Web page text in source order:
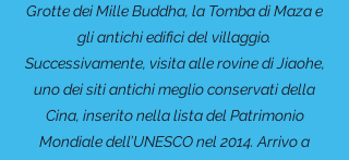
Grotte dei Mille Buddha, la Tomba di Maza e
gli antichi edifici del villaggio.
Successivamente, visita alle rovine di Jiaohe,
uno dei siti antichi meglio conservati della
Cina, inserito nella lista del Patrimonio
Mondiale dell’UNESCO nel 2014. Arrivo a